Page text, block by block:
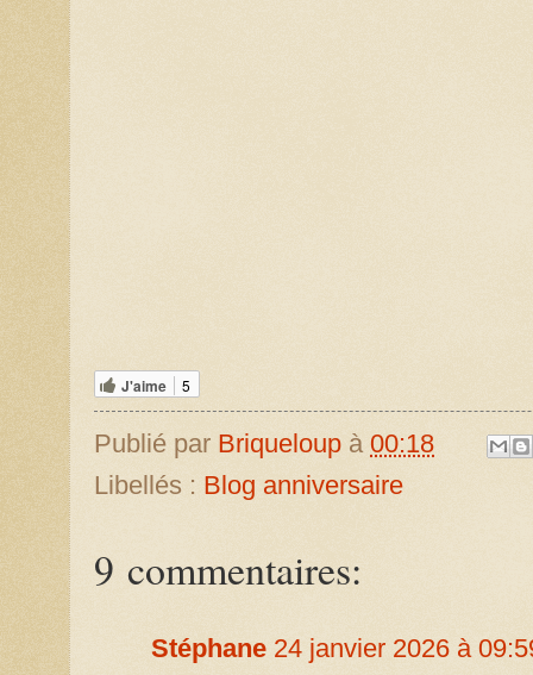
J'aime 5
Publié par Briqueloup à 00:18
Libellés : Blog anniversaire
9 commentaires:
Stéphane 24 janvier 2026 à